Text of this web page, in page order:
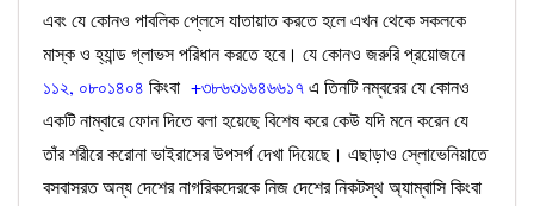
এবং যে কোনও পাবলিক প্লেসে যাতায়াত করতে হলে এখন থেকে সকলকে
মাস্ক ও হ্যান্ড গ্লাভস পরিধান করতে হবে। যে কোনও জরুরি প্রয়োজনে
১১২, ০৮০১৪০৪ কিংবা +৩৮৬৩১৬৪৬৬১৭এ তিনটি নম্বরের যে কোনও
একটি নাম্বারে ফোন দিতে বলা হয়েছে বিশেষ করে কেউ যদি মনে করেন যে
তাঁর শরীরে করোনা ভাইরাসের উপসর্গ দেখা দিয়েছে। এছাড়াও স্লোভেনিয়াতে
বসবাসরত অন্য দেশের নাগরিকদেরকে নিজ দেশের নিকটস্থ অ্যাম্বাসি কিংবা